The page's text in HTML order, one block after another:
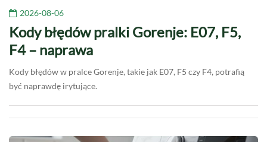
2026-08-06
Kody błędów pralki Gorenje: E07, F5,
F4 – naprawa
Kody błędów w pralce Gorenje, takie jak E07, F5 czy F4, potrafią
być naprawdę irytujące.